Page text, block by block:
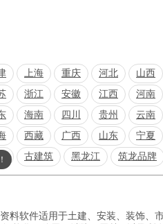
上海 重庆 河北
山西
浙江 安徽 江西
河南
海南 四川 贵州
云南
西藏 广西 山东
宁夏
古建筑 黑龙江 筑龙品牌
料软件适用于土建、安装、装饰、